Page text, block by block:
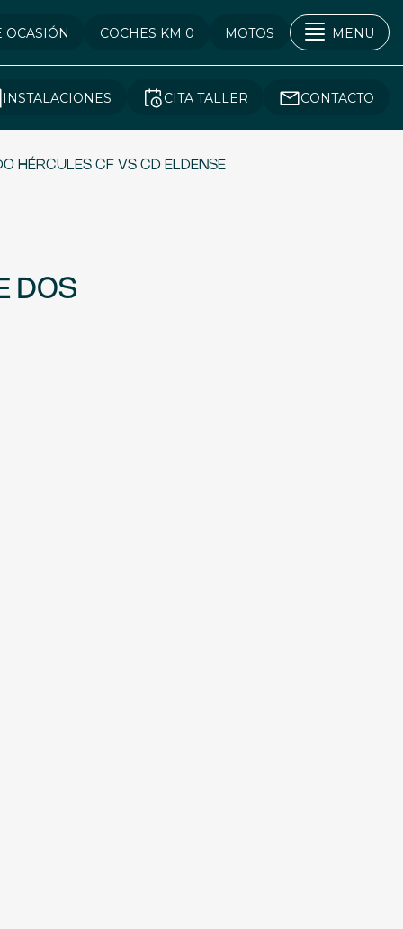
OCASIÓN COCHES KM 0 MOTOS MENU
INSTALACIONES CITA TALLER CONTACTO
HÉRCULES CF VS CD ELDENSE
DOS